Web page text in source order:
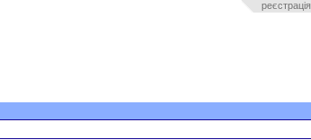
реєстрація